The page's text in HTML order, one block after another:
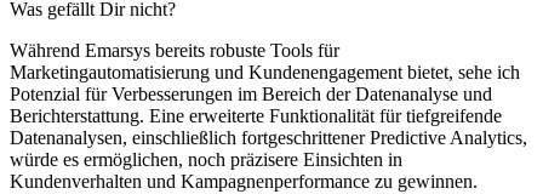
Was gefällt Dir nicht?
Während Emarsys bereits robuste Tools für
Marketingautomatisierung und Kundenengagement bietet, sehe ich
Potenzial für Verbesserungen im Bereich der Datenanalyse und
Berichterstattung. Eine erweiterte Funktionalität für tiefgreifende
Datenanalysen, einschließlich fortgeschrittener Predictive Analytics,
würde es ermöglichen, noch präzisere Einsichten in
Kundenverhalten und Kampagnenperformance zu gewinnen.